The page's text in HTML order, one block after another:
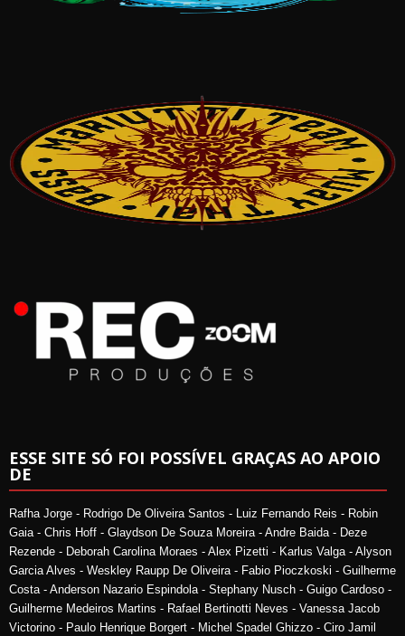
ESSE SITE SÓ FOI POSSÍVEL GRAÇAS AO APOIO
DE
Rafha Jorge - Rodrigo De Oliveira Santos - Luiz Fernando Reis - Robin
Gaia - Chris Hoff - Glaydson De Souza Moreira - Andre Baida - Deze
Rezende - Deborah Carolina Moraes - Alex Pizetti - Karlus Valga - Alyson
Garcia Alves - Weskley Raupp De Oliveira - Fabio Pioczkoski - Guilherme
Costa - Anderson Nazario Espindola - Stephany Nusch - Guigo Cardoso -
Guilherme Medeiros Martins - Rafael Bertinotti Neves - Vanessa Jacob
Victorino - Paulo Henrique Borgert - Michel Spadel Ghizzo - Ciro Jamil